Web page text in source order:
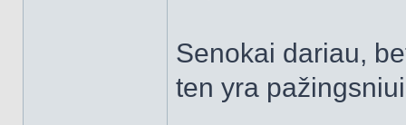
Senokai dariau,
ten yra